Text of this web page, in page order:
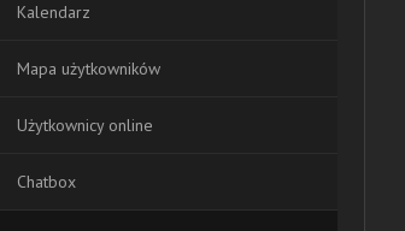
Kalendarz
Mapa użytkowników
Użytkownicy online
Chatbox